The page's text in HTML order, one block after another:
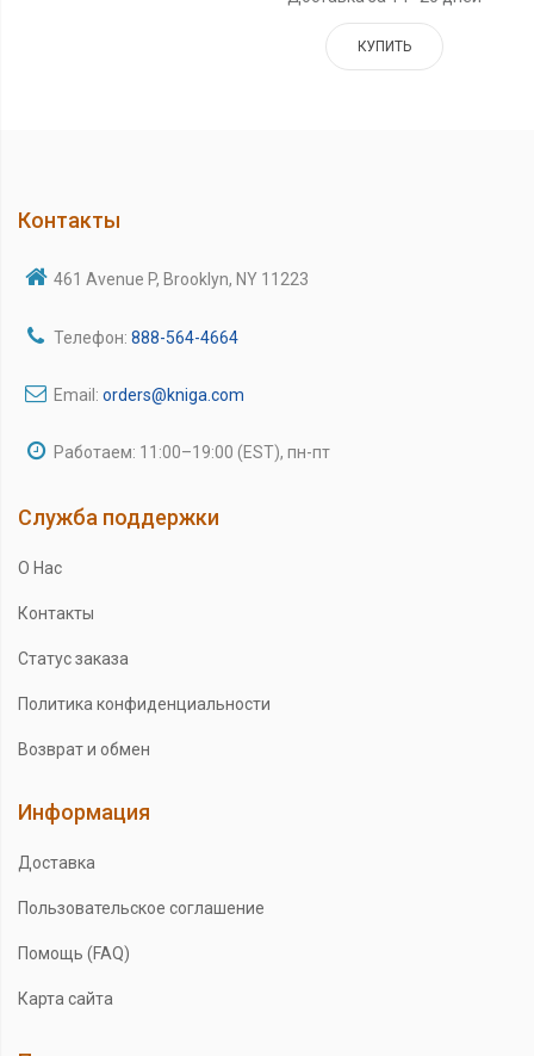
КУПИТЬ
Контакты
461 Avenue P, Brooklyn, NY 11223
Телефон: 888-564-4664
Email: orders@kniga.com
Работаем: 11:00–19:00 (EST), пн-пт
Служба поддержки
О Нас
Контакты
Статус заказа
Политика конфиденциальности
Возврат и обмен
Информация
Доставка
Пользовательское соглашение
Помощь (FAQ)
Карта сайта